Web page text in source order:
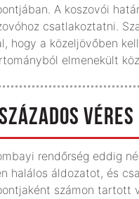
A koszovói
csatlakoztatni.
hogy a közeljövőben
elmenekült
rendőrség eddig
halálos áldozatot, és
számon tartott